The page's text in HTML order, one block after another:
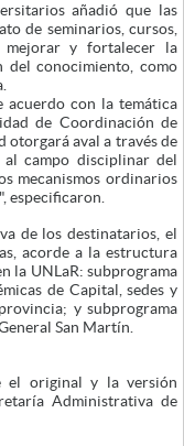
añadió que las
de seminarios, cursos,
y fortalecer la
del conocimiento, como
acuerdo con la temática
de Coordinación de
otorgará aval a través de
al campo disciplinar del
mecanismos ordinarios
especificaron.
de los destinatarios, el
acorde a la estructura
la UNLaR: subprograma
de Capital, sedes y
y subprograma
San Martín.
el original y la versión
Administrativa de